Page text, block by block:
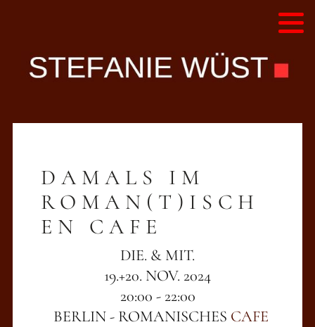
DAMALS IM
ROMAN(T)ISCH
EN CAFE
DIE. & MIT.
19.+20. NOV. 2024
20:00 - 22:00
BERLIN - ROMANISCHES CAFE
Alle Programme - Liste
Diskografie
Presse